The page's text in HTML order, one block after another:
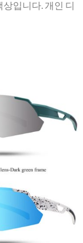
입니다. 개인 디